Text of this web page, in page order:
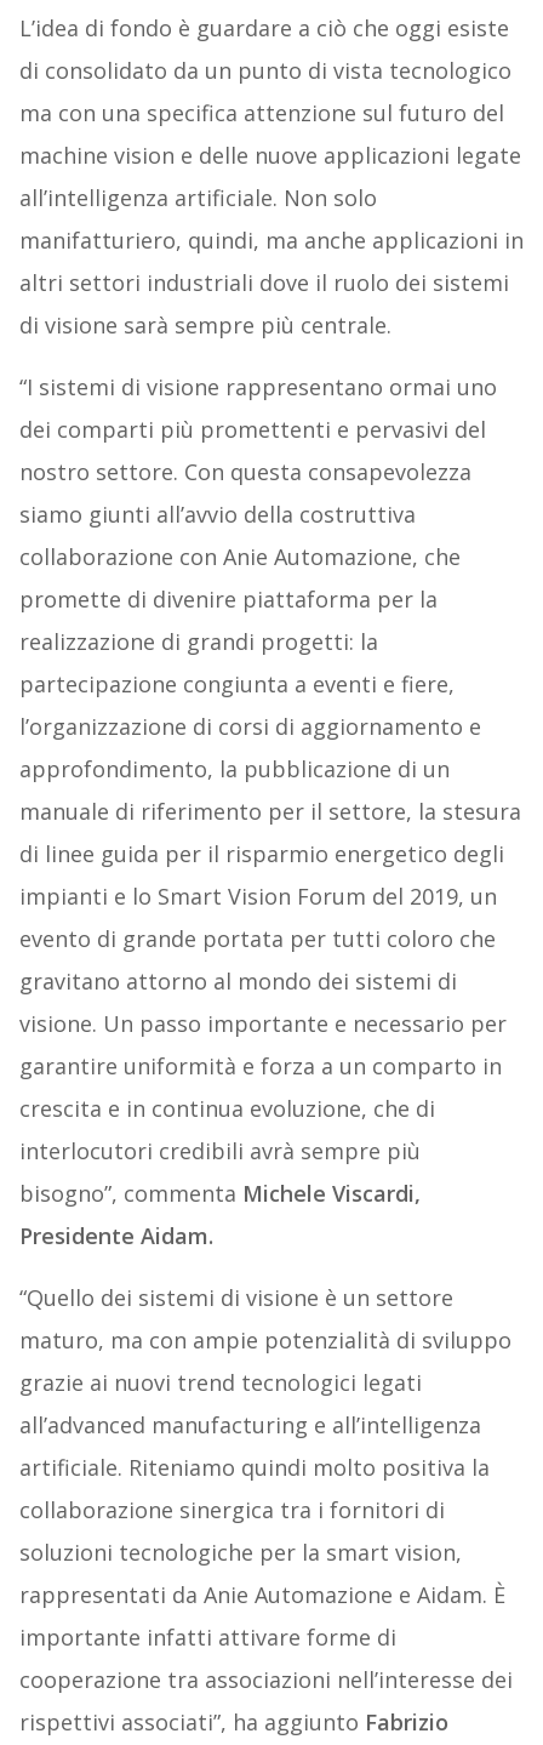
L’idea di fondo è guardare a ciò che oggi esiste
di consolidato da un punto di vista tecnologico
ma con una specifica attenzione sul futuro del
machine vision e delle nuove applicazioni legate
all’intelligenza artificiale. Non solo
manifatturiero, quindi, ma anche applicazioni in
altri settori industriali dove il ruolo dei sistemi
di visione sarà sempre più centrale.
“I sistemi di visione rappresentano ormai uno
dei comparti più promettenti e pervasivi del
nostro settore. Con questa consapevolezza
siamo giunti all’avvio della costruttiva
collaborazione con Anie Automazione, che
promette di divenire piattaforma per la
realizzazione di grandi progetti: la
partecipazione congiunta a eventi e fiere,
l’organizzazione di corsi di aggiornamento e
approfondimento, la pubblicazione di un
manuale di riferimento per il settore, la stesura
di linee guida per il risparmio energetico degli
impianti e lo Smart Vision Forum del 2019, un
evento di grande portata per tutti coloro che
gravitano attorno al mondo dei sistemi di
visione. Un passo importante e necessario per
garantire uniformità e forza a un comparto in
crescita e in continua evoluzione, che di
interlocutori credibili avrà sempre più
bisogno”, commenta Michele Viscardi,
Presidente Aidam.
“Quello dei sistemi di visione è un settore
maturo, ma con ampie potenzialità di sviluppo
grazie ai nuovi trend tecnologici legati
all’advanced manufacturing e all’intelligenza
artificiale. Riteniamo quindi molto positiva la
collaborazione sinergica tra i fornitori di
soluzioni tecnologiche per la smart vision,
rappresentati da Anie Automazione e Aidam. È
importante infatti attivare forme di
cooperazione tra associazioni nell’interesse dei
rispettivi associati”, ha aggiunto Fabrizio